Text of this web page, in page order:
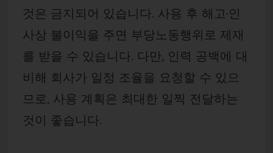
것은 금지되어 있습니다. 사용 후 해고·인
사상 불이익을 주면 부당노동행위로 제재
를 받을 수 있습니다. 다만, 인력 공백에 대
비해 회사가 일정 조율을 요청할 수 있으
므로, 사용 계획은 최대한 일찍 전달하는
것이 좋습니다.